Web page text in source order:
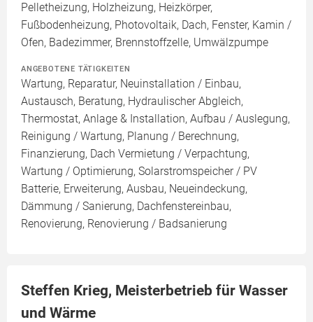
Pelletheizung, Holzheizung, Heizkörper,
Fußbodenheizung, Photovoltaik, Dach, Fenster, Kamin /
Ofen, Badezimmer, Brennstoffzelle, Umwälzpumpe
ANGEBOTENE TÄTIGKEITEN
Wartung, Reparatur, Neuinstallation / Einbau,
Austausch, Beratung, Hydraulischer Abgleich,
Thermostat, Anlage & Installation, Aufbau / Auslegung,
Reinigung / Wartung, Planung / Berechnung,
Finanzierung, Dach Vermietung / Verpachtung,
Wartung / Optimierung, Solarstromspeicher / PV
Batterie, Erweiterung, Ausbau, Neueindeckung,
Dämmung / Sanierung, Dachfenstereinbau,
Renovierung, Renovierung / Badsanierung
Steffen Krieg, Meisterbetrieb für Wasser
und Wärme